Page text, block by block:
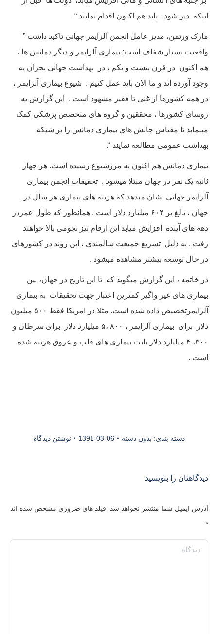
اینکه دیر شود، باید هم اکنون اقدام نمایند “.
مارک ورتمن، مدیر عامل انجمن آلزایمر جهانی تاکید داشت ”
واقعیت بسیار شفاف است: بیماری آلزایمر و دیگر دمانس ها ،
هم اکنون در قرن بیست و یکم ، در بهداشت جهانی بحران به
وجود آورده اند و ما الان باید عمل کنیم . شیوع بیماری آلزایمر ،
در همه کشورها از غنی تا فقیر مشهود است . این گزارش به
روسای کشورها ، محققین و گروه های متخصص پزشکی کمک
مینماید تا مقیاس چالش های بیماری دمانس را بر شبکه
بهداشت عمومی مطالعه نمایند “.
بیماری دمانس هم اکنون به مرزشیوع رسیده است. هر چهار
ثانیه یک نفر در جهان مبتلا میشود . تحقیقات انجمن بیماری
آلزایمر جهانی نشان میدهد که هزینه های بیماری هر سال در
جهان ، بالغ بر ۶۰۴ میلیارد دلار است . همانطور که طول عمردر
دهه های آینده افزایش میابد این ارقام نیز نجومی بالا خواهند
رفت . به دلیل تسریع جمیعت سالمندی ، این روند در کشورهای
در حال توسعه بیشتر مشاهده میشود .
در خاتمه ، این گزارش میگوید که تا این تاریخ در جهان، بین
بیماری های غیر واگیر کمترین اعتبار جهت تحقیقات به بیماری
آلزایمرتخصیص داده شده است. مثلا در امریکا فقط ۵۰۰ میلیون
دلار برای بیماری آلزایمر ، ۸۰۰ ،۵ میلیارد دلار برای سرطان و
۳۰۰، ۴ میلیارد دلار بابت بیماری های قلب و عروق هزینه شده
است .
دسته بندی: بدون دسته 1391-03-06 نوشتن دیدگاه
دیدگاهتان را بنویسید
آدرس ایمیل شما منتشر نخواهد شد. فیلد های ضروری مشخص شده اند
*
دیدگاه